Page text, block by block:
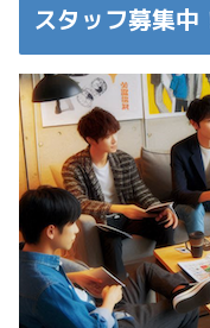
スタッフ募集中